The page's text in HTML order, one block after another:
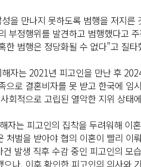
을 만나지 못하도록 범행을 저지
부정행위를 발견하고 범행했다고
한 범행은 정당화될 수 없다”고 질타
자는 2021년 피고인을 만난 후
으로 결혼비자를 못 받고 한국에 임
회적으로 고립된 열악한 지위 상태
자는 피고인의 집착을 두려워해 이
처벌을 받아야 협의 이혼이 빨리 이
건 발생 직후 수감 중인 피고인의 모
으나, 이후 확인한 피고인의 의사와